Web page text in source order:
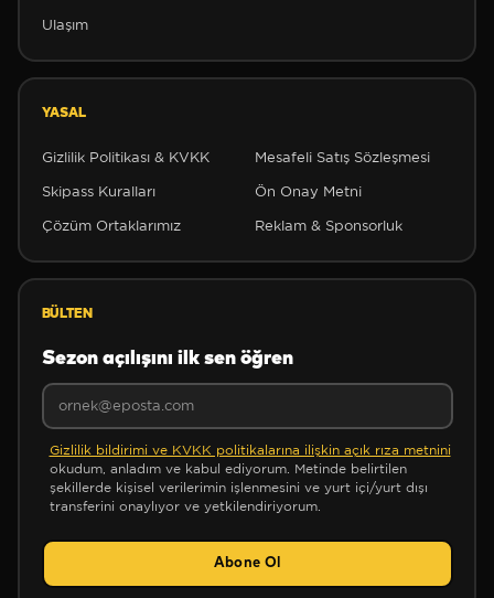
Ulaşım
YASAL
Gizlilik Politikası & KVKK Mesafeli Satış Sözleşmesi
Skipass Kuralları Ön Onay Metni
Çözüm Ortaklarımız Reklam & Sponsorluk
BÜLTEN
Sezon açılışını ilk sen öğren
Gizlilik bildirimi ve KVKK politikalarına ilişkin açık rıza metnini
okudum, anladım ve kabul ediyorum. Metinde belirtilen
şekillerde kişisel verilerimin işlenmesini ve yurt içi/yurt dışı
transferini onaylıyor ve yetkilendiriyorum.
Abone Ol